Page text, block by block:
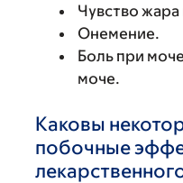
Чувство
Онемение.
Боль при
моче.
Каковы
побочные